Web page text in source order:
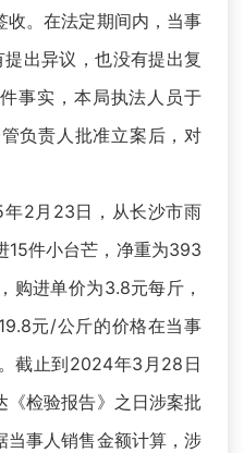
收。在法定期间内，当事
出异议，也没有提出复
事实，本局执法人员于
负责人批准立案后，对
2月23日，从长沙市雨
15件小台芒，净重为393
购进单价为3.8元每斤，
元/公斤的价格在当事
截止到2024年3月28日
《检验报告》之日涉案批
当事人销售金额计算，涉